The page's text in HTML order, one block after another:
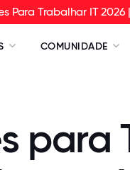
Para Trabalhar IT 2026 |
COMUNIDADE
para